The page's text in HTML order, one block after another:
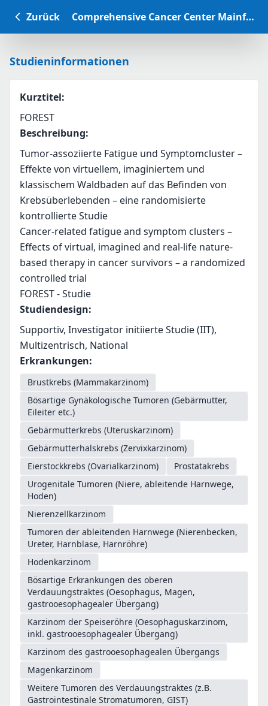
Zurück Comprehensive Cancer Center Mainfranken Studiendatenbank
Studieninformationen
Kurztitel:
FOREST
Beschreibung:
Tumor-assoziierte Fatigue und Symptomcluster –
Effekte von virtuellem, imaginiertem und
klassischem Waldbaden auf das Befinden von
Krebsüberlebenden – eine randomisierte
kontrollierte Studie
Cancer-related fatigue and symptom clusters –
Effects of virtual, imagined and real-life nature-
based therapy in cancer survivors – a randomized
controlled trial
FOREST - Studie
Studiendesign:
Supportiv, Investigator initiierte Studie (IIT),
Multizentrisch, National
Erkrankungen:
Brustkrebs (Mammakarzinom)
Bösartige Gynäkologische Tumoren (Gebärmutter,
Eileiter etc.)
Gebärmutterkrebs (Uteruskarzinom)
Gebärmutterhalskrebs (Zervixkarzinom)
Eierstockkrebs (Ovarialkarzinom)
Prostatakrebs
Urogenitale Tumoren (Niere, ableitende Harnwege,
Hoden)
Nierenzellkarzinom
Tumoren der ableitenden Harnwege (Nierenbecken,
Ureter, Harnblase, Harnröhre)
Hodenkarzinom
Bösartige Erkrankungen des oberen
Verdauungstraktes (Oesophagus, Magen,
gastrooesophagealer Übergang)
Karzinom der Speiseröhre (Oesophaguskarzinom,
inkl. gastrooesophagealer Übergang)
Karzinom des gastrooesophagealen Übergangs
Magenkarzinom
Weitere Tumoren des Verdauungstraktes (z.B.
Gastrointestinale Stromatumoren, GIST)